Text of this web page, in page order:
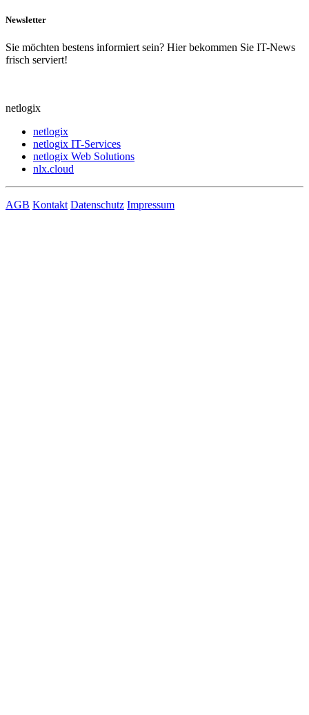
Newsletter
Sie möchten bestens informiert sein? Hier bekommen Sie IT-News
frisch serviert!
netlogix
netlogix
netlogix IT-Services
netlogix Web Solutions
nlx.cloud
AGB Kontakt Datenschutz Impressum